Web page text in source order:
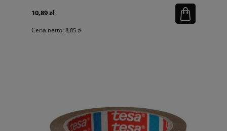
10,89 zł
Cena netto: 8,85 zł